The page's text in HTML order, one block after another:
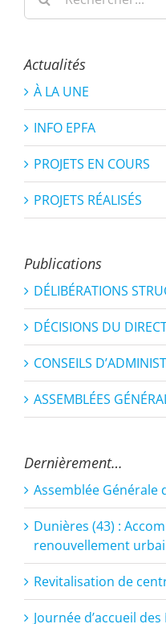
Actualités
À LA UNE
INFO EPFA
PROJETS EN COURS
PROJETS RÉALISÉS
Publications
DÉLIBÉRATIONS
DÉCISIONS DU
CONSEILS
ASSEMBLÉES
Dernièrement…
Assemblée Générale
Dunières (43) :
renouvellement
Revitalisation de
Journée d’accueil